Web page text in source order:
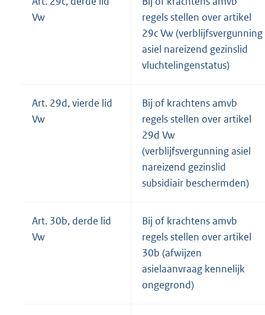
Vw
regels stellen over artikel
29c Vw (verblijfsvergunning
asiel nareizend gezinslid
vluchtelingenstatus)
Art. 29d, vierde lid
Vw
Bij of krachtens amvb
regels stellen over artikel
29d Vw
(verblijfsvergunning asiel
nareizend gezinslid
subsidiair beschermden)
Art. 30b, derde lid
Vw
Bij of krachtens amvb
regels stellen over artikel
30b (afwijzen
asielaanvraag kennelijk
ongegrond)